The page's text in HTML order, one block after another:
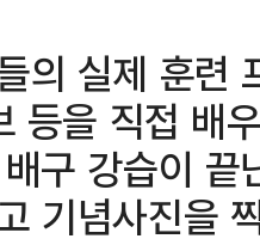
의 실제 훈련
등을 직접 배
구 강습이
기념사진을